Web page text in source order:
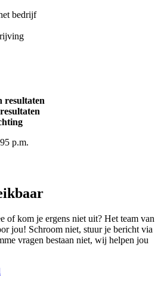
bedrijf
resultaten
p.m.
of kom je ergens niet uit? Het team van
jou! Schroom niet, stuur je bericht via
vragen bestaan niet, wij helpen jou